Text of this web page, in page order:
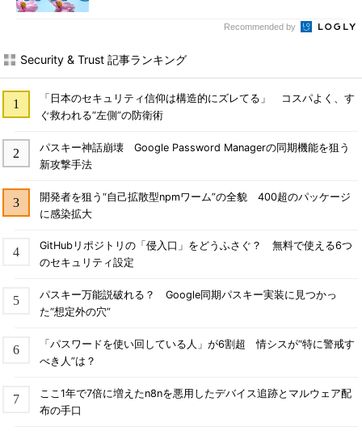
Recommended by
Security & Trust 記事ランキング
「日本のセキュリティ信仰は構造的にズレてる」 コスパよく、す
ぐ救われる“左側”の防衛術
パスキー神話崩壊 Google Password Managerの同期機能を狙う
新攻撃手法
開発者を狙う“自己拡散型npmワーム”の全貌 400超のパッケージ
に感染拡大
GitHubリポジトリの「侵入口」をどうふさぐ？ 無料で使える6つ
のセキュリティ設定
パスキー万能説破れる？ Google同期パスキー実装に見つかっ
た“想定外の穴”
「パスワードを使い回している人」が6割超 情シスが“特に警戒す
べき人”は？
ここ1年で7倍に増えたn8nを悪用したデバイス追跡とマルウェア配
布の手口